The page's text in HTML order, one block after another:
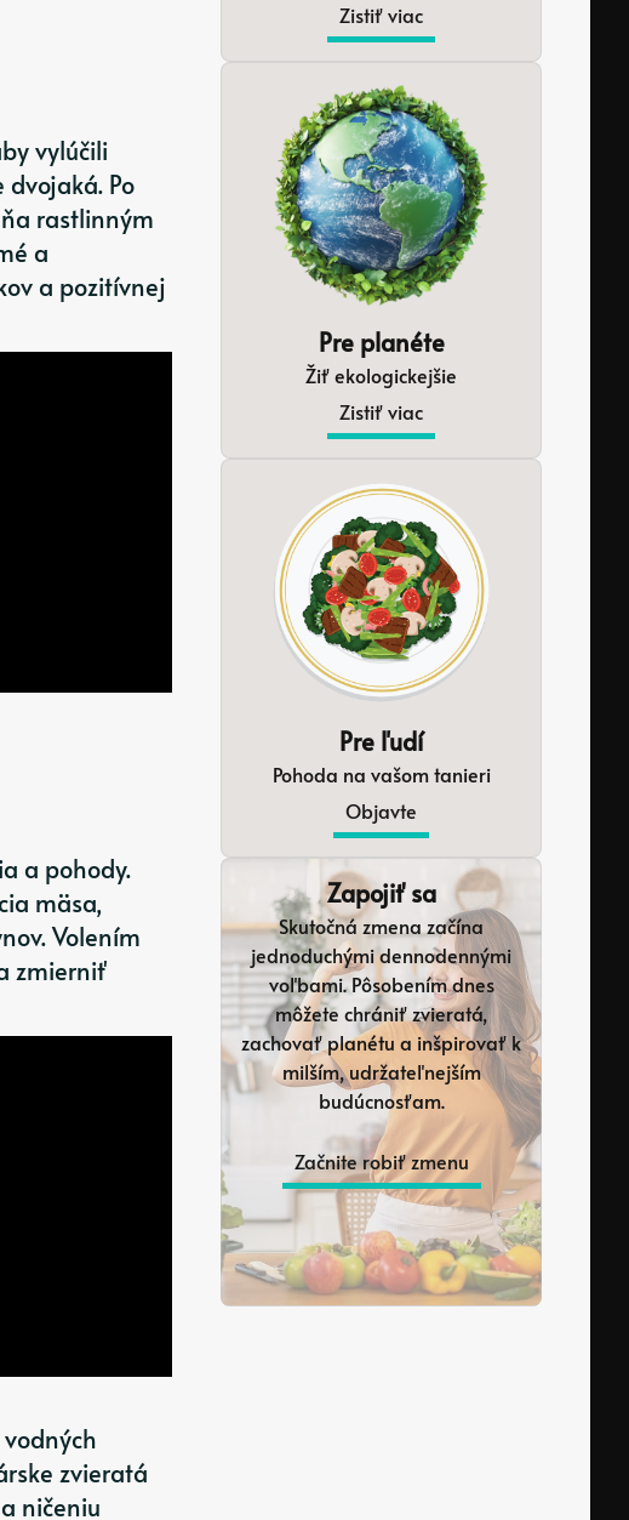
vylúčili
Po
rastlinným
a
a pozitívnej
a pohody.
mäsa,
Volením
zmierniť
zvieratá
ničeniu
Zistiť viac
Pre planéte
Žiť ekologickejšie
Zistiť viac
Pre ľudí
Pohoda na vašom tanieri
Objavte
Zapojiť sa
Skutočná zmena začína
jednoduchými dennodennými
voľbami. Pôsobením dnes
môžete chrániť zvieratá,
zachovať planétu a inšpirovať k
milším, udržateľnejším
budúcnosťam.
Začnite robiť zmenu